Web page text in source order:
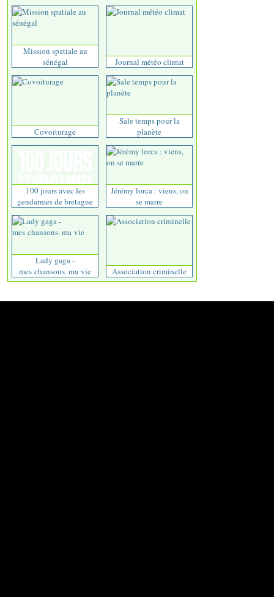
Mission spatiale au
sénégal
Journal météo climat
Covoiturage
Sale temps pour la
planète
100 jours avec les
gendarmes de bretagne
Jérémy lorca : viens, on
se marre
Lady gaga -
mes chansons. ma vie
Association criminelle